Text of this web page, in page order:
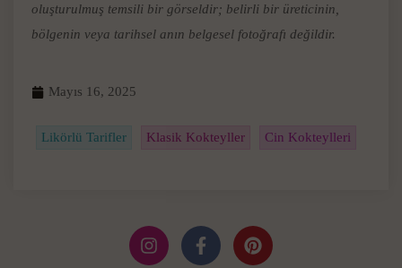
oluşturulmuş temsili bir görseldir; belirli bir üreticinin,
bölgenin veya tarihsel anın belgesel fotoğrafı değildir.
Mayıs 16, 2025
Likörlü Tarifler Klasik Kokteyller Cin Kokteylleri